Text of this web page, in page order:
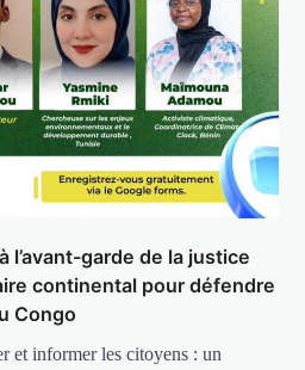
l’avant-garde de la justice
continental pour défendre
Congo
et informer les citoyens : un